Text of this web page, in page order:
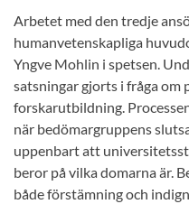
Arbetet med den tredje
humanvetenskapliga
Yngve Mohlin i spetsen.
satsningar gjorts i fråga om
forskarutbildning.
när bedömargruppens
uppenbart att
beror på vilka domarna är.
både förstämning och